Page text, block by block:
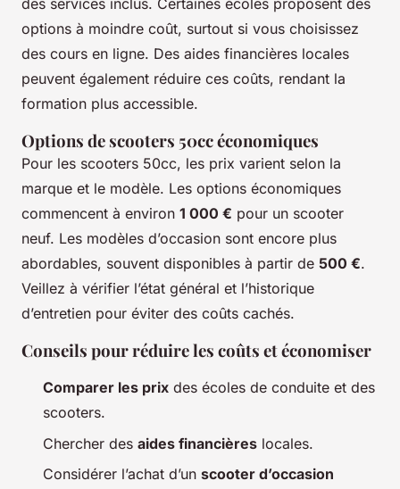
des services inclus. Certaines écoles proposent des
options à moindre coût, surtout si vous choisissez
des cours en ligne. Des aides financières locales
peuvent également réduire ces coûts, rendant la
formation plus accessible.
Options de scooters 50cc économiques
Pour les scooters 50cc, les prix varient selon la
marque et le modèle. Les options économiques
commencent à environ 1 000 € pour un scooter
neuf. Les modèles d’occasion sont encore plus
abordables, souvent disponibles à partir de 500 €.
Veillez à vérifier l’état général et l’historique
d’entretien pour éviter des coûts cachés.
Conseils pour réduire les coûts et économiser
Comparer les prix des écoles de conduite et des
scooters.
Chercher des aides financières locales.
Considérer l’achat d’un scooter d’occasion